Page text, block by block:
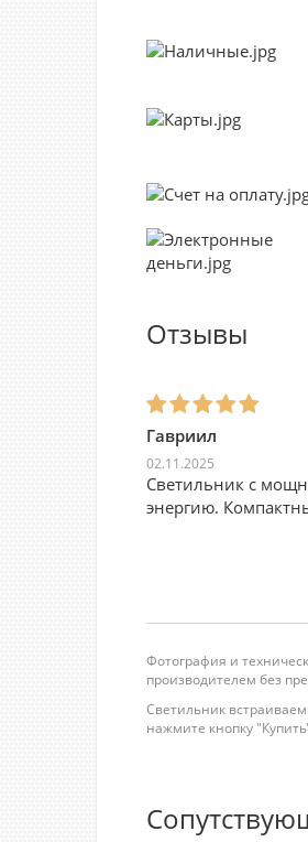
Отзывы
Гавриил
02.11.2025
Светильник с
энергию.
Фотография и
производителем без
Светильник
нажмите кнопку